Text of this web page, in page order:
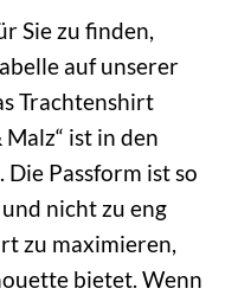
Sie zu finden,
auf unserer
Trachtenshirt
ist in den
Passform ist so
nicht zu eng
zu maximieren,
bietet. Wenn